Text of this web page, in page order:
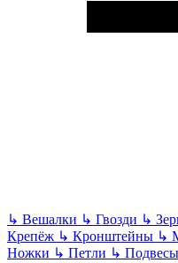
↳ Вешалки ↳ Гвозди ↳
Крепёж ↳ Кронштейны ↳
Ножки ↳ Петли ↳ Подвесы